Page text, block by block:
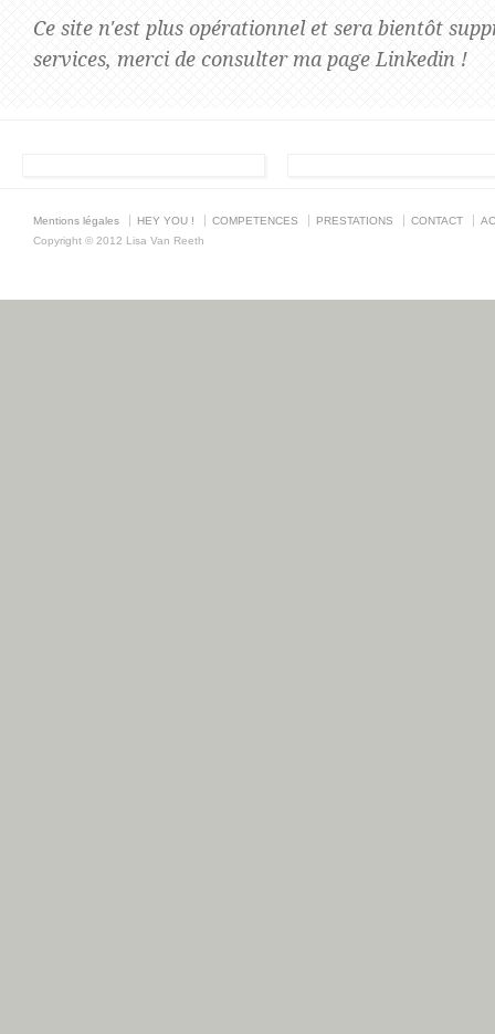
Ce site n'est plus opérationnel et sera bientôt
services, merci de consulter ma page Linkedin !
Mentions légales HEY YOU ! COMPETENCES PRESTATIONS CONTACT
Copyright © 2012 Lisa Van Reeth